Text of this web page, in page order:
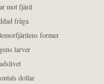
mot fjäril
fråga
former
larver
dollar